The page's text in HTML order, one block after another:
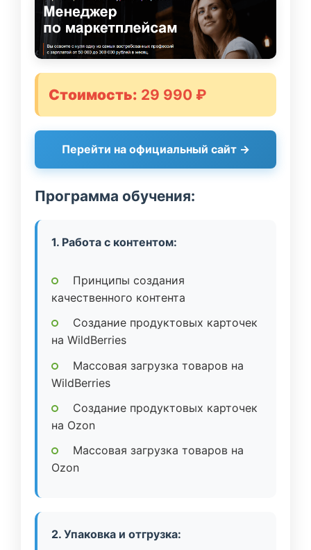
Стоимость: 29 990 ₽
Перейти на официальный сайт →
Программа обучения:
1. Работа с контентом:
Принципы создания
качественного контента
Создание продуктовых карточек
на WildBerries
Массовая загрузка товаров на
WildBerries
Создание продуктовых карточек
на Ozon
Массовая загрузка товаров на
Ozon
2. Упаковка и отгрузка: